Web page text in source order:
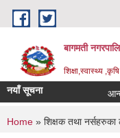
Skip to main content
बागमती
शिक्षा,स्वास्थ्य
नयाँ सूचना
You are
Home » शिक्षक तथा